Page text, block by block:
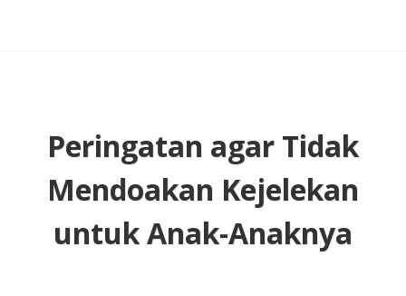
Peringatan agar Tidak
Mendoakan Kejelekan
untuk Anak-Anaknya